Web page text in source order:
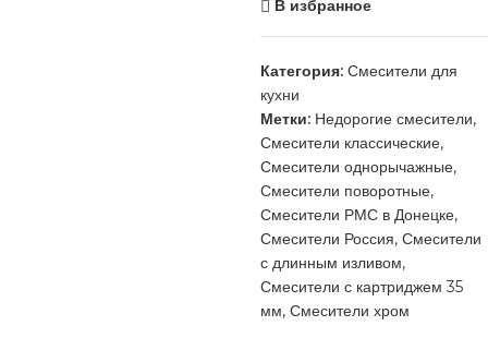
В избранное
Категория: Смесители для
кухни
Метки: Недорогие смесители,
Смесители классические,
Смесители однорычажные,
Смесители поворотные,
Смесители РМС в Донецке,
Смесители Россия, Смесители
с длинным изливом,
Смесители с картриджем 35
мм, Смесители хром